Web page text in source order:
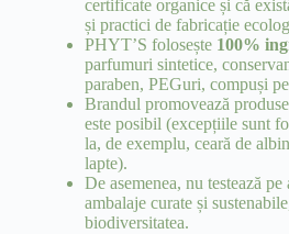
certificate organice și că
și practici de fabricație
PHYT’S folosește 100%
parfumuri sintetice,
paraben, PEGuri, compuși
Brandul promovează
este posibil (excepțiile sunt
la, de exemplu, ceară de
lapte).
De asemenea, nu testează
ambalaje curate și
biodiversitatea.